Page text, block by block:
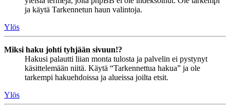
ja käytä Tarkennetun haun valintoja.
Ylös
Miksi haku johti tyhjään sivuun!?
Hakusi palautti liian monta tulosta ja palvelin ei pystynyt
käsittelemään niitä. Käytä “Tarkennettua hakua” ja ole
tarkempi hakuehdoissa ja alueissa joilta etsit.
Ylös